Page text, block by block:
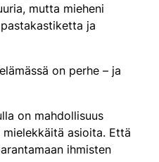
mutta mieheni
ja
on perhe – ja
on mahdollisuus
asioita. Että
ihmisten